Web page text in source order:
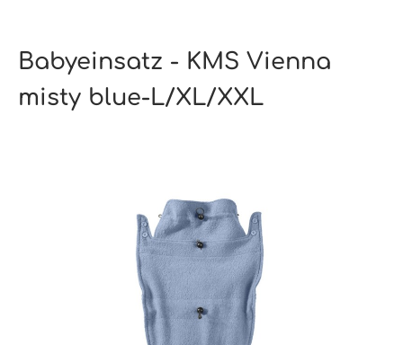
Babyeinsatz - KMS Vienna
misty blue-L/XL/XXL